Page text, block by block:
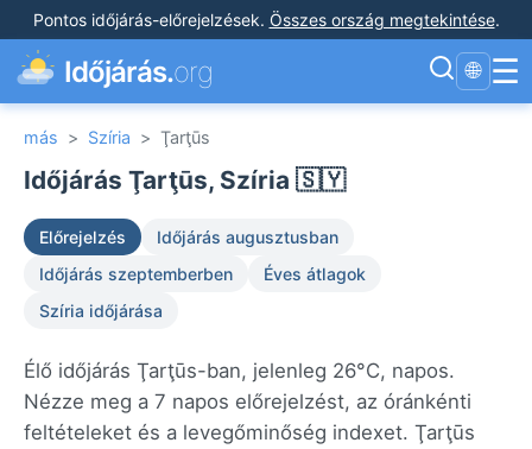
Pontos időjárás-előrejelzések. Összes ország megtekintése.
Időjárás.org 🌐 ☰
más > Szíria > Ţarţūs
Időjárás Ţarţūs, Szíria 🇸🇾
Előrejelzés
Időjárás augusztusban
Időjárás szeptemberben
Éves átlagok
Szíria időjárása
Élő időjárás Ţarţūs-ban, jelenleg 26°C, napos.
Nézze meg a 7 napos előrejelzést, az óránkénti
feltételeket és a levegőminőség indexet. Ţarţūs